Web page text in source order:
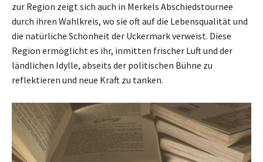
zur Region zeigt sich auch in Merkels Abschiedstournee
durch ihren Wahlkreis, wo sie oft auf die Lebensqualität und
die natürliche Schönheit der Uckermark verweist. Diese
Region ermöglicht es ihr, inmitten frischer Luft und der
ländlichen Idylle, abseits der politischen Bühne zu
reflektieren und neue Kraft zu tanken.